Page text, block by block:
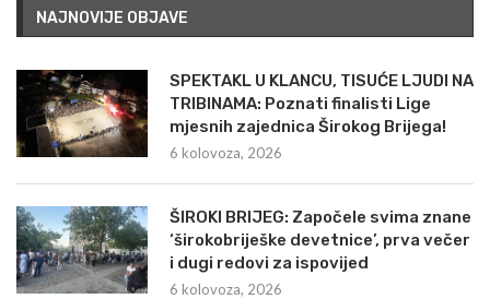
NAJNOVIJE OBJAVE
SPEKTAKL U KLANCU, TISUĆE LJUDI NA
TRIBINAMA: Poznati finalisti Lige
mjesnih zajednica Širokog Brijega!
6 kolovoza, 2026
ŠIROKI BRIJEG: Započele svima znane
‘širokobriješke devetnice’, prva večer
i dugi redovi za ispovijed
6 kolovoza, 2026